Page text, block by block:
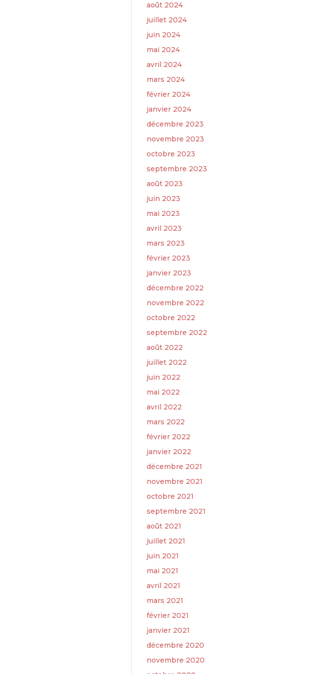
août 2024
juillet 2024
juin 2024
mai 2024
avril 2024
mars 2024
février 2024
janvier 2024
décembre 2023
novembre 2023
octobre 2023
septembre 2023
août 2023
juin 2023
mai 2023
avril 2023
mars 2023
février 2023
janvier 2023
décembre 2022
novembre 2022
octobre 2022
septembre 2022
août 2022
juillet 2022
juin 2022
mai 2022
avril 2022
mars 2022
février 2022
janvier 2022
décembre 2021
novembre 2021
octobre 2021
septembre 2021
août 2021
juillet 2021
juin 2021
mai 2021
avril 2021
mars 2021
février 2021
janvier 2021
décembre 2020
novembre 2020